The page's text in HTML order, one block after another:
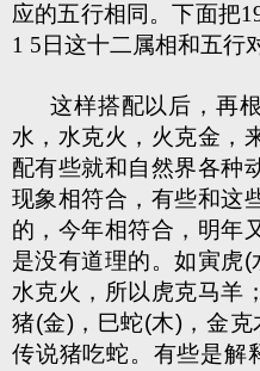
应的五行相同。下面把
1 5日这十二属相和五行
这样搭配以后，再
水，水克火，火克金，
配有些就和自然界各种
现象相符合，有些和这
的，今年相符合，明年
是没有道理的。如寅虎(
水克火，所以虎克马羊
猪(金)，巳蛇(木)，金
传说猪吃蛇。有些是解